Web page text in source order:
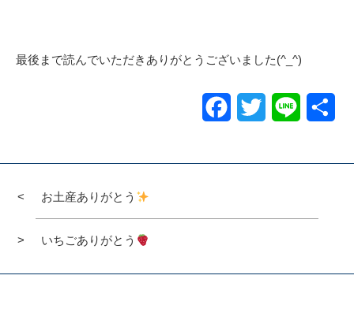
最後まで読んでいただきありがとうございました(^_^)
Facebook
Twitter Line
お土産ありがとう
いちごありがとう